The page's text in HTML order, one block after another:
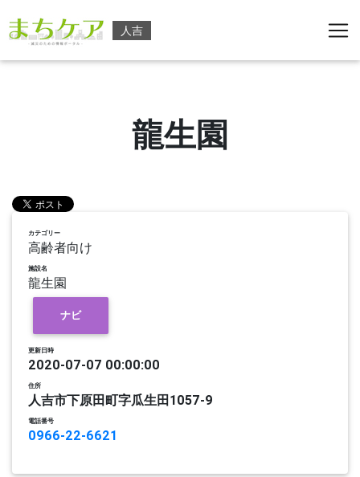
人吉
龍生園
カテゴリー
高齢者向け
施設名
龍生園
ナビ
更新日時
2020-07-07 00:00:00
住所
人吉市下原田町字瓜生田1057-9
電話番号
0966-22-6621